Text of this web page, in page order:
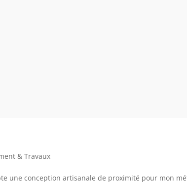
& Travaux
une conception artisanale de proximité pour mon